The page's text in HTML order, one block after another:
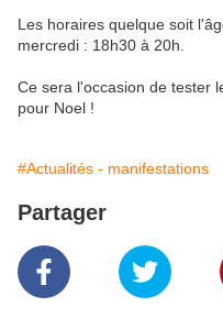
Les horaires quelque soit
mercredi : 18h30 à 20h.
Ce sera l'occasion de tester
pour Noel !
#Actualités - manifestations
Partager